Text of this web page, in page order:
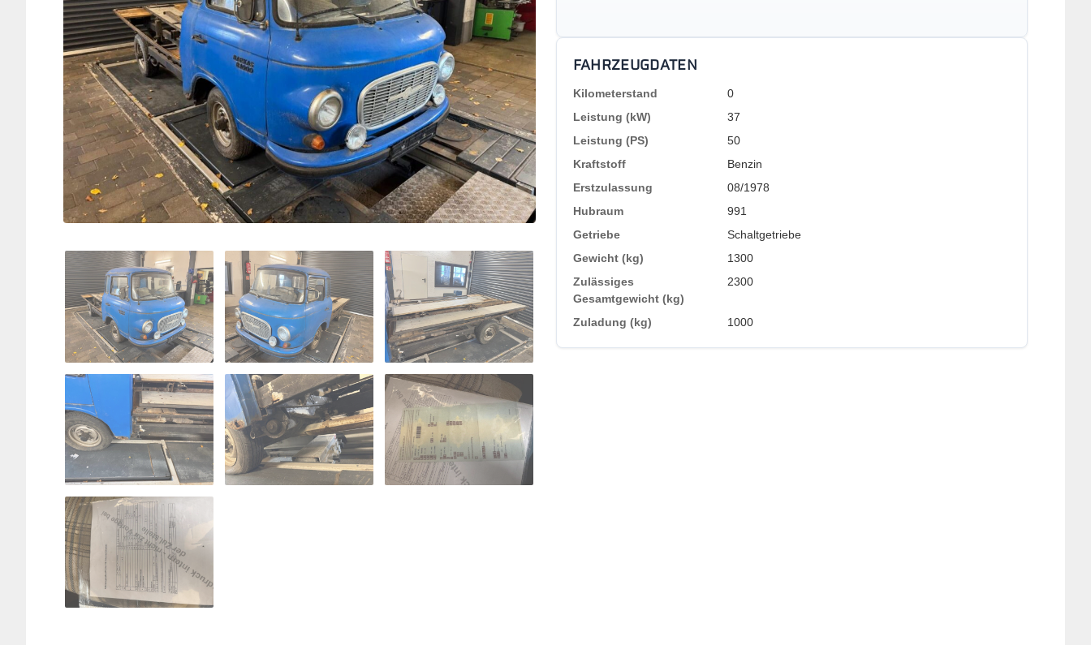
FAHRZEUGDATEN
Kilometerstand
0
Leistung (kW)
37
Leistung (PS)
50
Kraftstoff
Benzin
Erstzulassung
08/1978
Hubraum
991
Getriebe
Schaltgetriebe
Gewicht (kg)
1300
Zulässiges
Gesamtgewicht (kg)
2300
Zuladung (kg) 1000